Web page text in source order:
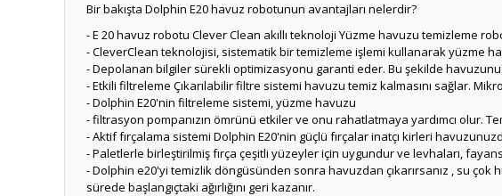
Bir bakışta Dolphin E20 havuz robotunun avantajları nelerdir?
- E 20 havuz robotu Clever Clean akıllı teknoloji Yüzme havuzu temizleme
- CleverClean teknolojisi, sistematik bir temizleme işlemi kullanarak yüzme
- Depolanan bilgiler sürekli optimizasyonu garanti eder. Bu şekilde
- Etkili filtreleme Çıkarılabilir filtre sistemi havuzu temiz kalmasını sağlar.
- Dolphin E20'nin filtreleme sistemi, yüzme havuzu
- filtrasyon pompanızın ömrünü etkiler ve onu rahatlatmaya yardımcı olur.
- Aktif fırçalama sistemi Dolphin E20'nin güçlü fırçalar inatçı kirleri
- Paletlerle birleştirilmiş fırça çeşitli yüzeyler için uygundur ve levhaları,
- Dolphin e20'yi temizlik döngüsünden sonra havuzdan çıkarırsanız , su çok
sürede başlangıçtaki ağırlığını geri kazanır.